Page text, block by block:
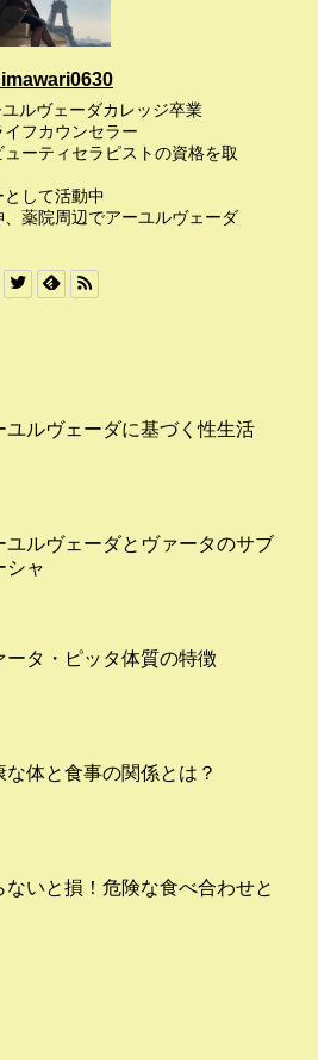
ルヴェーダカレッジ卒業
フカウンセラー
ーティセラピストの資格を取
して活動中
薬院周辺でアーユルヴェーダ
ユルヴェーダに基づく性生活
ユルヴェーダとヴァータのサブ
シャ
ータ・ピッタ体質の特徴
な体と食事の関係とは？
ないと損！危険な食べ合わせと